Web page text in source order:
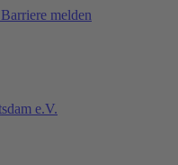
Barriere melden